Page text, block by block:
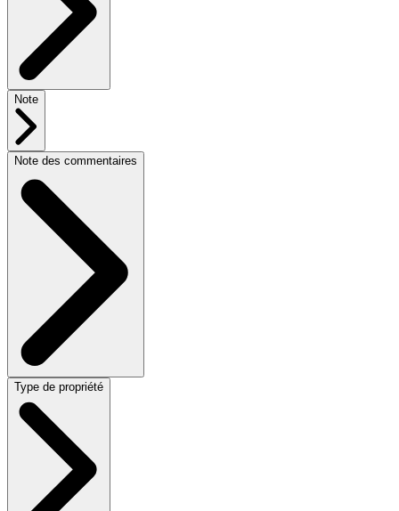
Note
Note des commentaires
Type de propriété